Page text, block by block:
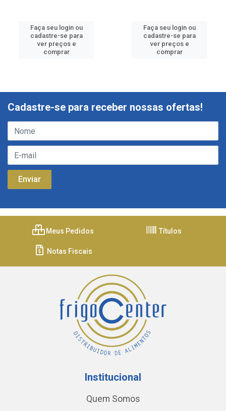
Faça seu login ou
cadastre-se para
ver preços e
comprar
Faça seu login ou
cadastre-se para
ver preços e
comprar
Cadastre-se para receber nossas ofertas!
Meus Pedidos Títulos
Notas Fiscais
Institucional
Quem Somos